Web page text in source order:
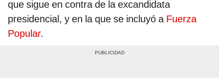
que sigue en contra de la excandidata
presidencial, y en la que se incluyó a Fuerza
Popular.